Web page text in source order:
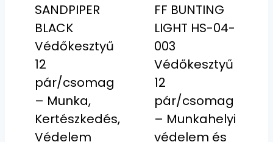
SANDPIPER
BLACK
Védőkesztyű
12
pár/csomag
– Munka,
Kertészkedés,
Védelem
FF BUNTING
LIGHT HS-04-
003
Védőkesztyű
12
pár/csomag
– Munkahelyi
védelem és